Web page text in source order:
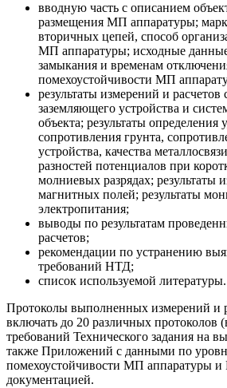
вводную часть с описанием
размещения МП аппаратуры;
вторичных цепей, способ
МП аппаратуры; исходные
замыкания и временам
помехоустойчивости МП
результаты измерений и
заземляющего устройства и
объекта; результаты определения
сопротивления грунта,
устройства, качества
разностей потенциалов при
молниевых разрядах; результаты
магнитных полей; результаты
электропитания;
выводы по результатам
расчетов;
рекомендации по устранению
требований НТД;
список используемой литературы.
Протоколы выполненных измерений и
включать до 20 различных протоколов
требований Технического задания на
также Приложений с данными по
помехоустойчивости МП аппаратуры и
документацией.